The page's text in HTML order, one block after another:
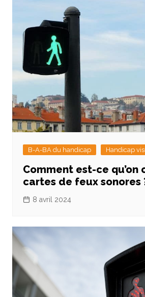
B-A-BA du handicap Handicap
Comment est-ce qu’on
cartes de feux sonores
8 avril 2024